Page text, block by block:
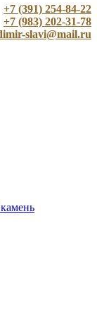
+7 (391) 254-84-22
+7 (983) 202-31-78
slavi@mail.ru